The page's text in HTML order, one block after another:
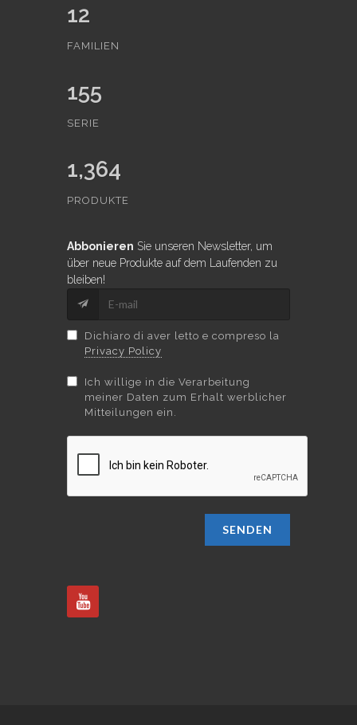
12
FAMILIEN
155
SERIE
1,364
PRODUKTE
Abbonieren Sie unseren Newsletter, um
über neue Produkte auf dem Laufenden zu
bleiben!
Dichiaro di aver letto e compreso la
Privacy Policy
Ich willige in die Verarbeitung
meiner Daten zum Erhalt werblicher
Mitteilungen ein.
SENDEN